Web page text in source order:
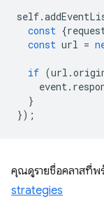
self.
const {
const url =
if (url .
event .
}
});
คุณดูรายชื่อคลาสที่พ
strategies